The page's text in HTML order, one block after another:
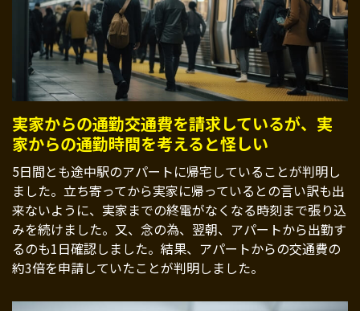
実家からの通勤交通費を請求しているが、実
家からの通勤時間を考えると怪しい
5日間とも途中駅のアパートに帰宅していることが判明し
ました。立ち寄ってから実家に帰っているとの言い訳も出
来ないように、実家までの終電がなくなる時刻まで張り込
みを続けました。又、念の為、翌朝、アパートから出勤す
るのも1日確認しました。結果、アパートからの交通費の
約3倍を申請していたことが判明しました。